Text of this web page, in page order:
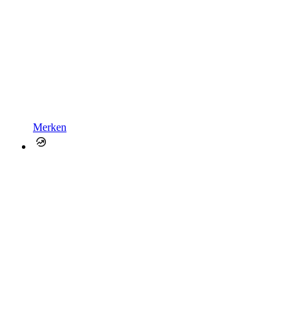
Merken